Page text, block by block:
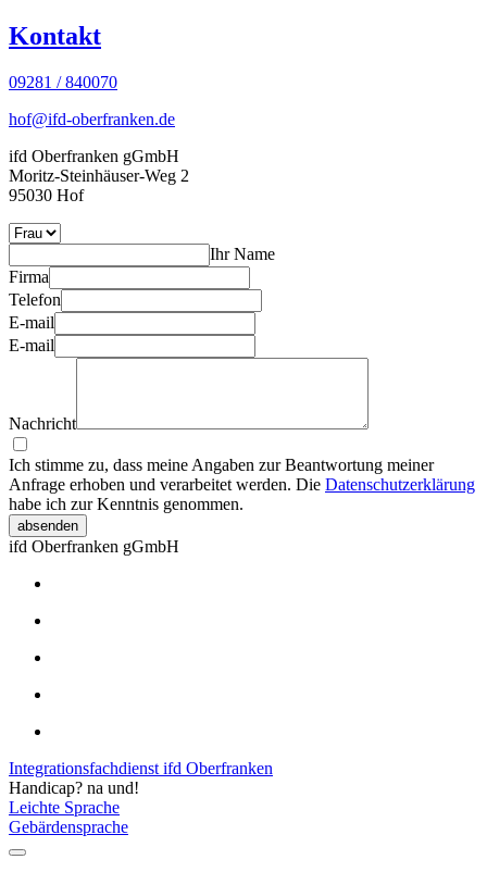
Kontakt
09281 / 840070
hof@ifd-oberfranken.de
ifd Oberfranken gGmbH
Moritz-Steinhäuser-Weg 2
95030 Hof
Ihr Name
Firma
Telefon
E-mail
E-mail
Nachricht
Ich stimme zu, dass meine Angaben zur Beantwortung meiner
Anfrage erhoben und verarbeitet werden. Die Datenschutzerklärung
habe ich zur Kenntnis genommen.
absenden
ifd Oberfranken gGmbH
Integrationsfachdienst ifd Oberfranken
Handicap? na und!
Leichte Sprache
Gebärdensprache